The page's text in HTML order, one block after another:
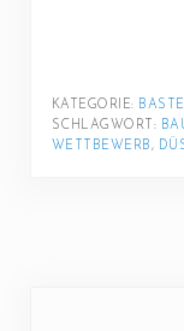
KATEGORIE:
SCHLAGWORT:
WETTBEWERB,